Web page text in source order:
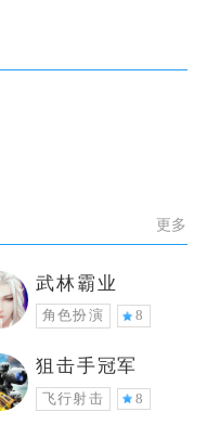
更多
武林霸业
角色扮演 8
狙击手冠军
飞行射击 8